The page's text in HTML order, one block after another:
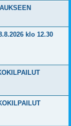
klo 12.30